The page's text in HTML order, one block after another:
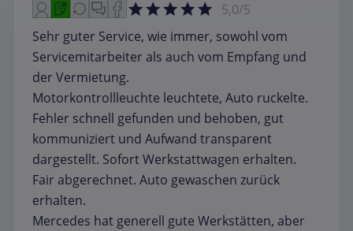
5,0/5
Sehr guter Service, wie immer, sowohl vom
Servicemitarbeiter als auch vom Empfang und
der Vermietung.
Motorkontrollleuchte leuchtete, Auto ruckelte.
Fehler schnell gefunden und behoben, gut
kommuniziert und Aufwand transparent
dargestellt. Sofort Werkstattwagen erhalten.
Fair abgerechnet. Auto gewaschen zurück
erhalten.
Mercedes hat generell gute Werkstätten, aber